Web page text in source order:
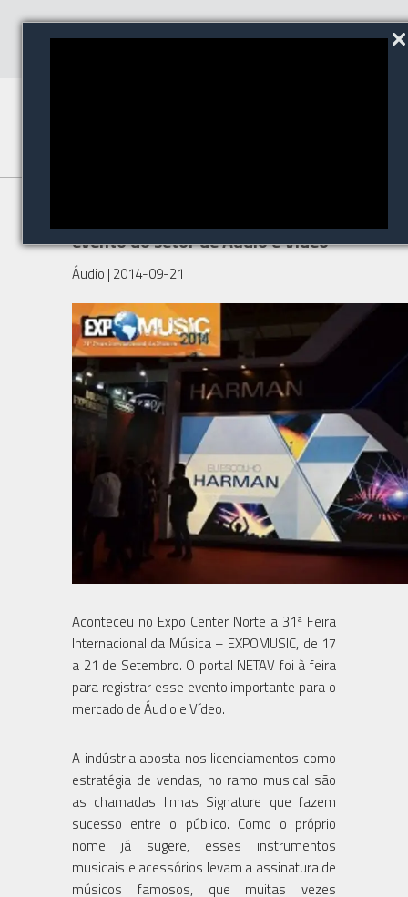
evento do setor de Áudio e Vídeo
Áudio | 2014-09-21
Aconteceu no Expo Center Norte a 31ª Feira
Internacional da Música – EXPOMUSIC, de 17
a 21 de Setembro. O portal NETAV foi à feira
para registrar esse evento importante para o
mercado de Áudio e Vídeo.
A indústria aposta nos licenciamentos como
estratégia de vendas, no ramo musical são
as chamadas linhas Signature que fazem
sucesso entre o público. Como o próprio
nome já sugere, esses instrumentos
musicais e acessórios levam a assinatura de
músicos famosos, que muitas vezes